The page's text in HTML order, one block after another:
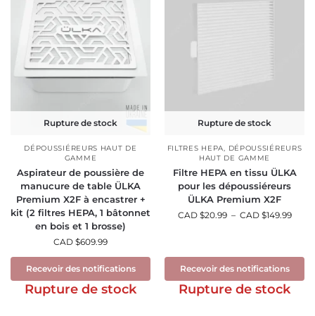
Rupture de stock
DÉPOUSSIÉREURS HAUT DE
GAMME
Aspirateur de poussière de
manucure de table ÜLKA
Premium X2F à encastrer +
kit (2 filtres HEPA, 1 bâtonnet
en bois et 1 brosse)
CAD $609.99
Recevoir des notifications
Rupture de stock
Rupture de stock
FILTRES HEPA, DÉPOUSSIÉREURS
HAUT DE GAMME
Filtre HEPA en tissu ÜLKA
pour les dépoussiéreurs
ÜLKA Premium X2F
CAD $20.99 – CAD $149.99
Recevoir des notifications
Rupture de stock